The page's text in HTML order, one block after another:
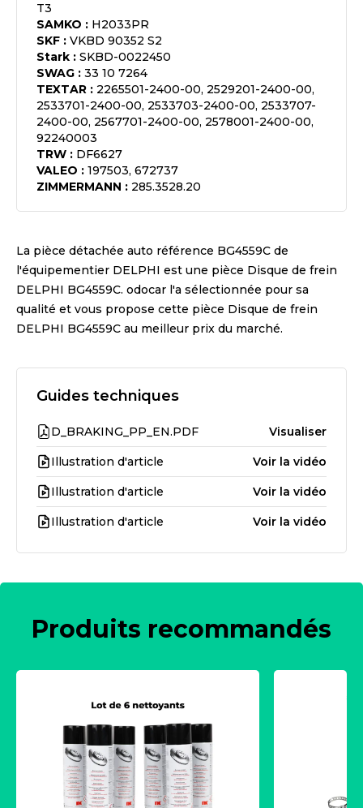
T3
SAMKO : H2033PR
SKF : VKBD 90352 S2
Stark : SKBD-0022450
SWAG : 33 10 7264
TEXTAR : 2265501-2400-00, 2529201-2400-00,
2533701-2400-00, 2533703-2400-00, 2533707-
2400-00, 2567701-2400-00, 2578001-2400-00,
92240003
TRW : DF6627
VALEO : 197503, 672737
ZIMMERMANN : 285.3528.20
La pièce détachée auto référence BG4559C de
l'équipementier DELPHI est une pièce Disque de frein
DELPHI BG4559C. odocar l'a sélectionnée pour sa
qualité et vous propose cette pièce Disque de frein
DELPHI BG4559C au meilleur prix du marché.
Guides techniques
D_BRAKING_PP_EN.PDF Visualiser
Illustration d'article Voir la vidéo
Illustration d'article Voir la vidéo
Illustration d'article Voir la vidéo
Produits recommandés